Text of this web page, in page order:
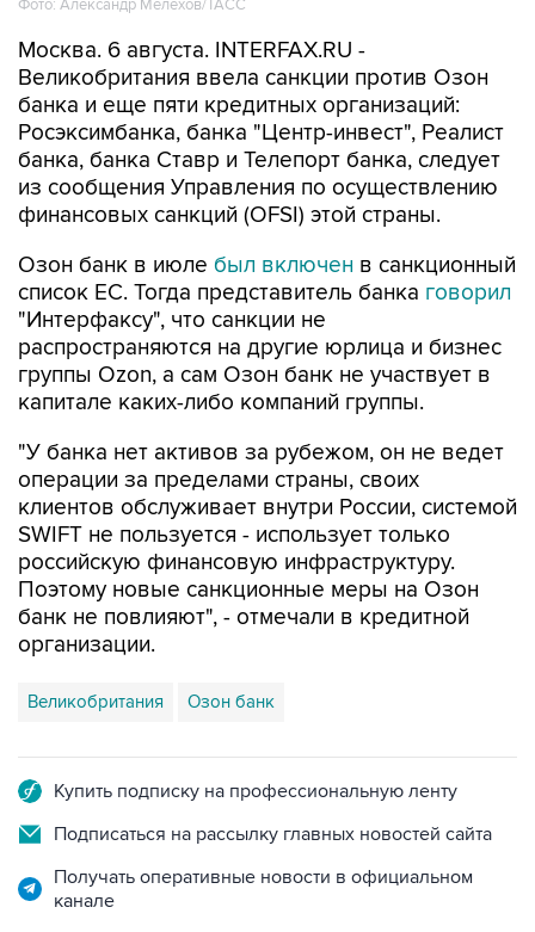
Фото: Александр Мелехов/ТАСС
Москва. 6 августа. INTERFAX.RU -
Великобритания ввела санкции против Озон
банка и еще пяти кредитных организаций:
Росэксимбанка, банка "Центр-инвест", Реалист
банка, банка Ставр и Телепорт банка, следует
из сообщения Управления по осуществлению
финансовых санкций (OFSI) этой страны.
Озон банк в июле был включен в санкционный
список ЕС. Тогда представитель банка говорил
"Интерфаксу", что санкции не
распространяются на другие юрлица и бизнес
группы Ozon, а сам Озон банк не участвует в
капитале каких-либо компаний группы.
"У банка нет активов за рубежом, он не ведет
операции за пределами страны, своих
клиентов обслуживает внутри России, системой
SWIFT не пользуется - использует только
российскую финансовую инфраструктуру.
Поэтому новые санкционные меры на Озон
банк не повлияют", - отмечали в кредитной
организации.
Великобритания Озон банк
Купить подписку на профессиональную ленту
Подписаться на рассылку главных новостей сайта
Получать оперативные новости в официальном
канале